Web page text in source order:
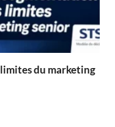
du marketing